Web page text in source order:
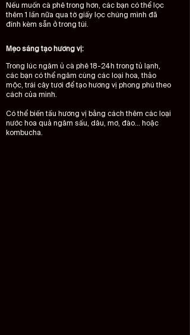
Nếu muốn cà phê trong hơn, các bạn có thể lọc
thêm 1 lần nữa qua tờ giấy lọc chúng mình đã
đính kèm sẵn ở trong túi.
Mẹo sáng tạo hương vị:
Trong lúc ngâm ủ cà phê 18-24h trong tủ lạnh,
các bạn có thể ngâm cùng các loại hoa, thảo
mộc, trái cây tươi để tạo hương vị phong phú theo
cách của mình.
Có thể biến tấu hương vị bằng cách thêm các loại
nước hoa quả ngâm sấu, dâu, mơ, đào... hoặc
kombucha.